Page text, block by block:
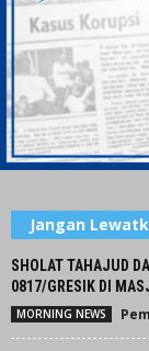
Jangan
SHOLAT TAHAJUD
0817/GRESIK DI
MORNING NEWS